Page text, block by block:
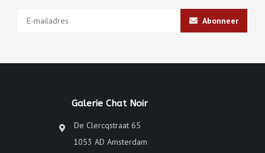
Abonneer
Galerie Chat Noir
De Clercqstraat 65
1053 AD Amsterdam